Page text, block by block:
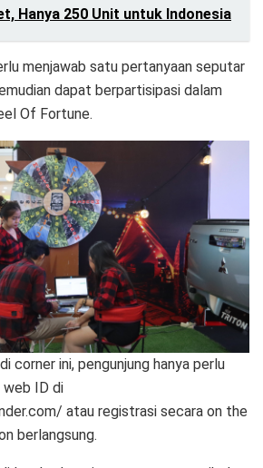
Hanya 250 Unit untuk Indonesia
menjawab satu pertanyaan seputar
dapat berpartisipasi dalam
Of Fortune.
corner ini, pengunjung hanya perlu
web ID di
atau registrasi secara on the
berlangsung.